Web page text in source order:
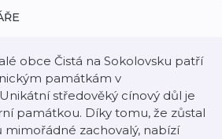
obce Čistá na Sokolovsku patří
památkám v
středověký cínový důl je
památkou. Díky tomu, že zůstal
mimořádné zachovalý, nabízí